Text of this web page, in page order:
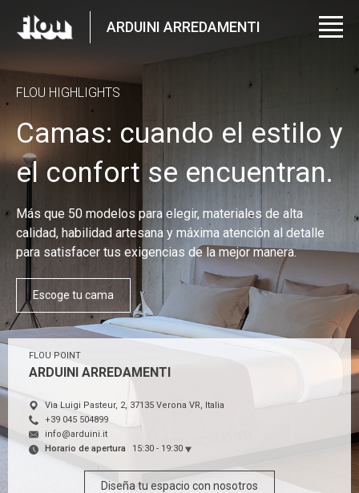
ARDUINI ARREDAMENTI
FLOU POINT
ARDUINI ARREDAMENTI
Via Luigi Pasteur, 2, 37135 Verona VR, Italia
+39 045 504899
info@arduini.it
Horario de apertura
15:30 - 19:30
Diseña tu espacio con nosotros
FLOU HIGHLIGHTS
Camas: cuando el estilo y
el confort se encuentran.
Más que 50 modelos para elegir, materiales de alta
calidad, habilidad artesana y máxima atención al detalle
para satisfacer tus exigencias de la mejor manera.
Escoge tu cama